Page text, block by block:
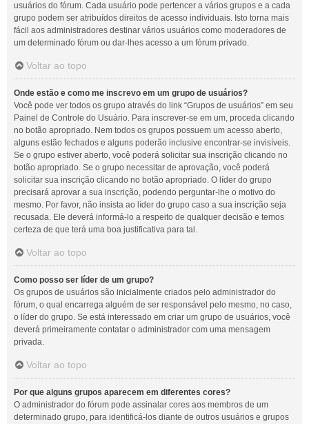
usuários do fórum. Cada usuário pode pertencer a vários grupos e a cada
grupo podem ser atribuídos direitos de acesso individuais. Isto torna mais
fácil aos administradores destinar vários usuários como moderadores de
um determinado fórum ou dar-lhes acesso a um fórum privado.
Voltar ao topo
Onde estão e como me inscrevo em um grupo de usuários?
Você pode ver todos os grupo através do link “Grupos de usuários” em seu
Painel de Controle do Usuário. Para inscrever-se em um, proceda clicando
no botão apropriado. Nem todos os grupos possuem um acesso aberto,
alguns estão fechados e alguns poderão inclusive encontrar-se invisíveis.
Se o grupo estiver aberto, você poderá solicitar sua inscrição clicando no
botão apropriado. Se o grupo necessitar de aprovação, você poderá
solicitar sua inscrição clicando no botão apropriado. O líder do grupo
precisará aprovar a sua inscrição, podendo perguntar-lhe o motivo do
mesmo. Por favor, não insista ao líder do grupo caso a sua inscrição seja
recusada. Ele deverá informá-lo a respeito de qualquer decisão e temos
certeza de que terá uma boa justificativa para tal.
Voltar ao topo
Como posso ser líder de um grupo?
Os grupos de usuários são inicialmente criados pelo administrador do
fórum, o qual encarrega alguém de ser responsável pelo mesmo, no caso,
o líder do grupo. Se está interessado em criar um grupo de usuários, você
deverá primeiramente contatar o administrador com uma mensagem
privada.
Voltar ao topo
Por que alguns grupos aparecem em diferentes cores?
O administrador do fórum pode assinalar cores aos membros de um
determinado grupo, para identificá-los diante de outros usuários e grupos